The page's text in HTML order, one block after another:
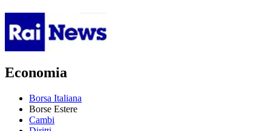
Economia
Borsa Italiana
Borse Estere
Cambi